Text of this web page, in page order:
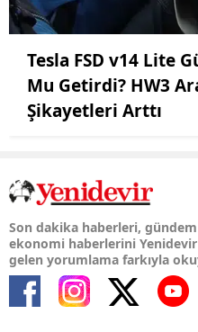
Tesla FSD v14 Lite
Mu Getirdi? HW3
Şikayetleri Arttı
Son dakika haberleri,
ekonomi haberlerini
gelen yorumlama farkıyla